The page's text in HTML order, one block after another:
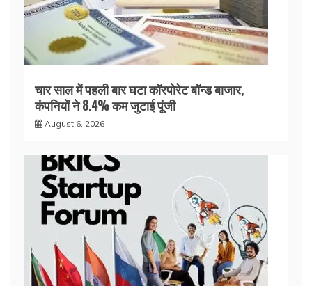
चार साल में पहली बार घटा कॉरपोरेट बॉन्ड बाजार,
कंपनियों ने 8.4% कम जुटाई पूंजी
August 6, 2026